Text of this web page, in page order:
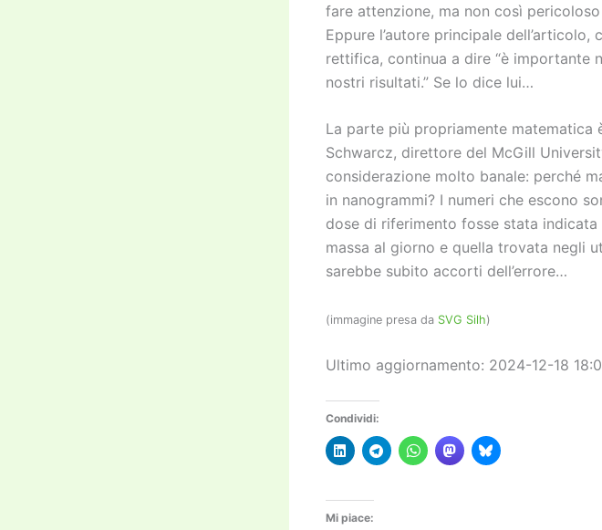
fare attenzione, ma non così
Eppure l’autore principale
rettifica, continua a dire “è importante
nostri risultati.” Se lo dice lui…
La parte più propriamente matematica
Schwarcz, direttore del McGill
considerazione molto banale: perché
in nanogrammi? I numeri che escono
dose di riferimento fosse stata
massa al giorno e quella trovata negli
sarebbe subito accorti dell’errore…
(immagine presa da SVG Silh)
Ultimo aggiornamento: 2024-12-18
Condividi:
Mi piace: